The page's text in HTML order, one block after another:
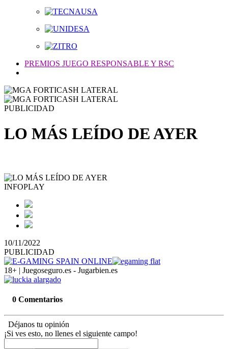
PREMIOS JUEGO RESPONSABLE Y RSC
PUBLICIDAD
LO MÁS LEÍDO DE AYER
INFOPLAY
10/11/2022
PUBLICIDAD
18+ | Juegoseguro.es - Jugarbien.es
0 Comentarios
Déjanos tu opinión
¡Si ves esto, no llenes el siguiente campo!